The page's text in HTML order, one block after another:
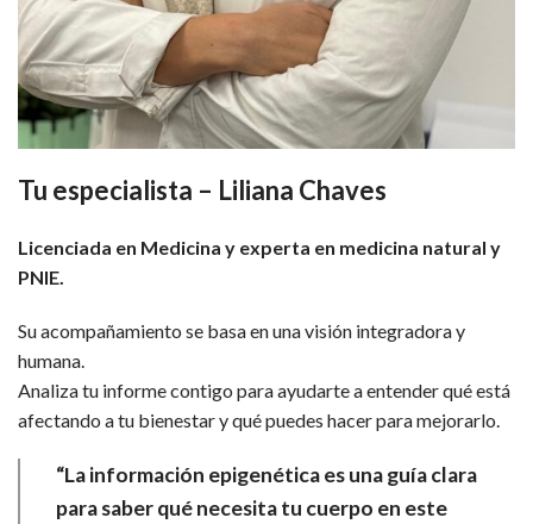
Tu especialista – Liliana Chaves
Licenciada en Medicina y experta en medicina natural y
PNIE.
Su acompañamiento se basa en una visión integradora y
humana.
Analiza tu informe contigo para ayudarte a entender qué está
afectando a tu bienestar y qué puedes hacer para mejorarlo.
“La información epigenética es una guía clara
para saber qué necesita tu cuerpo en este